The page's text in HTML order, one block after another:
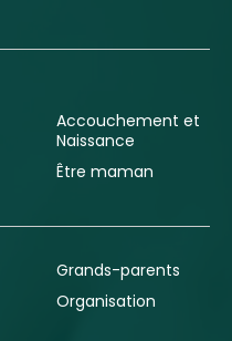
Accouchement et
Naissance
Être maman
Grands-parents
Organisation